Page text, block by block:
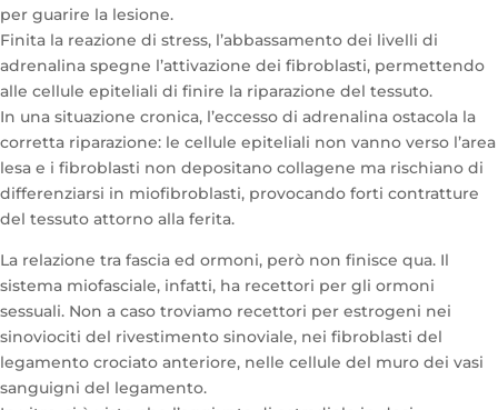
per guarire la lesione.
Finita la reazione di stress, l’abbassamento dei livelli di
adrenalina spegne l’attivazione dei fibroblasti, permettendo
alle cellule epiteliali di finire la riparazione del tessuto.
In una situazione cronica, l’eccesso di adrenalina ostacola la
corretta riparazione: le cellule epiteliali non vanno verso l’area
lesa e i fibroblasti non depositano collagene ma rischiano di
differenziarsi in miofibroblasti, provocando forti contratture
del tessuto attorno alla ferita.
La relazione tra fascia ed ormoni, però non finisce qua. Il
sistema miofasciale, infatti, ha recettori per gli ormoni
sessuali. Non a caso troviamo recettori per estrogeni nei
sinoviociti del rivestimento sinoviale, nei fibroblasti del
legamento crociato anteriore, nelle cellule del muro dei vasi
sanguigni del legamento.